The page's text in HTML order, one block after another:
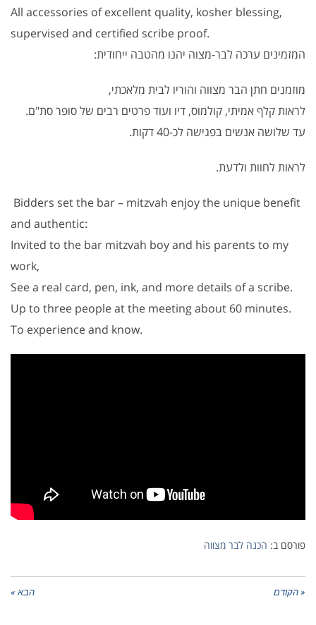
All accessories of excellent quality, kosher blessing,
supervised and certified scribe proof.
המזמינים ערכה לבר-מצוה יהנו מהטבה ייחודית:
מוזמנים חתן הבר מצווה והוריו לבית מלאכתי,
לראות קלף אמיתי, קולמוס, דיו ועוד פרטים רבים של סופר סת"ם.
עד שלושה אנשים בפגישה לכ-40 דקות.
לראות לחוות ולדעת.
Bidders set the bar – mitzvah enjoy the unique benefit
and authentic:
Invited to the bar mitzvah boy and his parents to my
work,
See a real card, pen, ink, and more details of a scribe.
Up to three people at the meeting about 60 minutes.
To experience and know.
פורסם ב: הכנה לבר מצווה
« הקודם הבא »